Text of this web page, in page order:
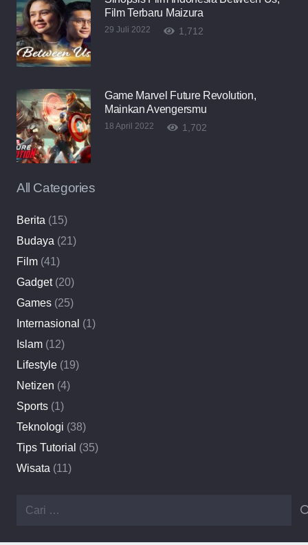
Film Terbaru Maizura
29 Juli 2022 1,712
Game Marvel Future Revolution,
Mainkan Avengersmu
18 April 2022 1,702
All Categories
Berita (15)
Budaya (21)
Film (41)
Gadget(20)
Games (25)
Internasional (1)
Islam (12)
Lifestyle (19)
Netizen (4)
Sports (1)
Teknologi (38)
Tips Tutorial (35)
Wisata (11)
Cari